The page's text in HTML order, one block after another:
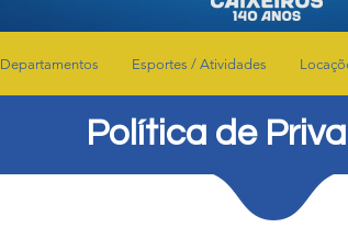
Departamentos Esportes / Atividades
Política de